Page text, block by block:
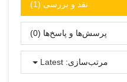
نقد و بررسی‌‌ (1)
پرسش‌ها و پاسخ‌ها (0)
مرتب‌سازی: Latest